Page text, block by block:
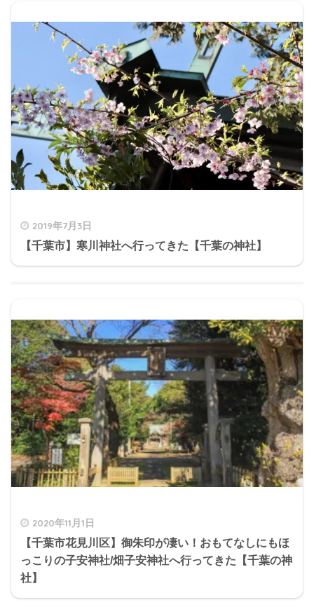
2019年7月3日
【千葉市】寒川神社へ行ってきた【千葉の神社】
2020年11月1日
【千葉市花見川区】御朱印が凄い！おもてなしにもほ
っこりの子安神社/畑子安神社へ行ってきた【千葉の神
社】